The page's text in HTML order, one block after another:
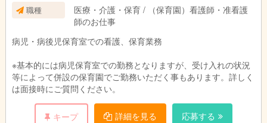
ご希望は不可となります。
職種
医療・介護・保育 / （保育園）看護師・准看護
師のお仕事
病児・病後児保育室での看護、保育業務
※基本的には病児保育室での勤務となりますが、受け入れの状況
等によって併設の保育園でご勤務いただく事もあります。詳しく
は面接時にご質問ください。
キープ 詳細を見る 応募する